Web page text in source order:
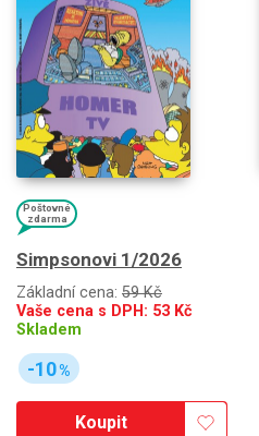
Poštovné
zdarma
Simpsonovi 1/2026
Základní cena: 59 Kč
Vaše cena s DPH: 53 Kč
Skladem
-10%
Koupit